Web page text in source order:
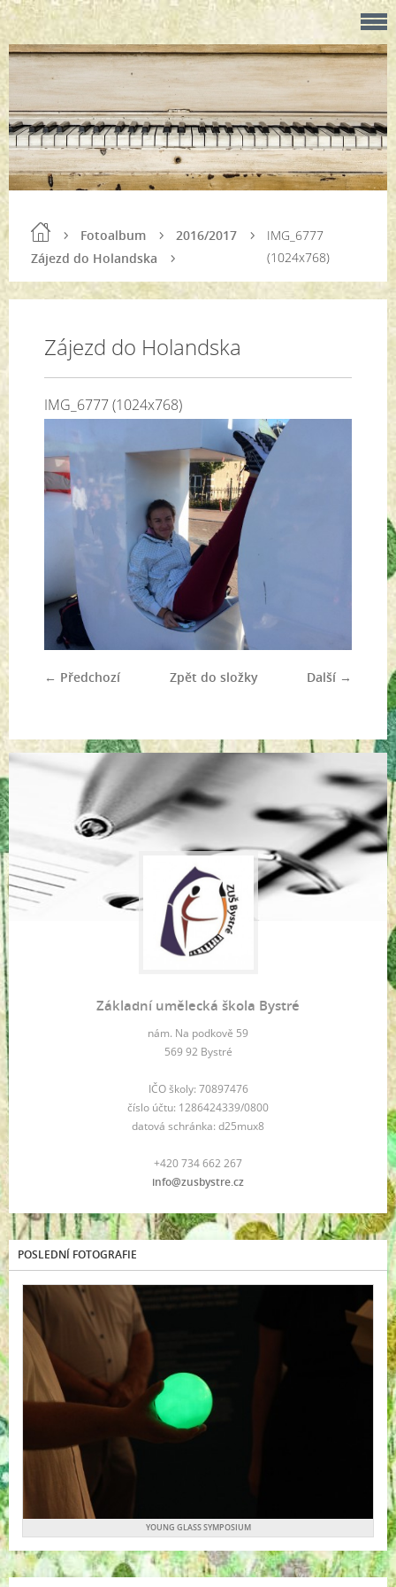
Fotoalbum
2016/2017
Zájezd do Holandska
IMG_6777
(1024x768)
Zájezd do Holandska
IMG_6777 (1024x768)
← Předchozí Další →
Zpět do složky
Základní umělecká škola Bystré
nám. Na podkově 59
569 92 Bystré
IČO školy: 70897476
číslo účtu: 1286424339/0800
datová schránka: d25mux8
+420 734 662 267
info@zusbystre.cz
POSLEDNÍ FOTOGRAFIE
YOUNG GLASS SYMPOSIUM